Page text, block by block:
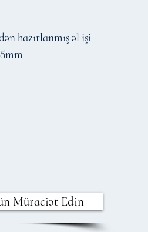
hazırlanmış əl işi
Müraciət Edin